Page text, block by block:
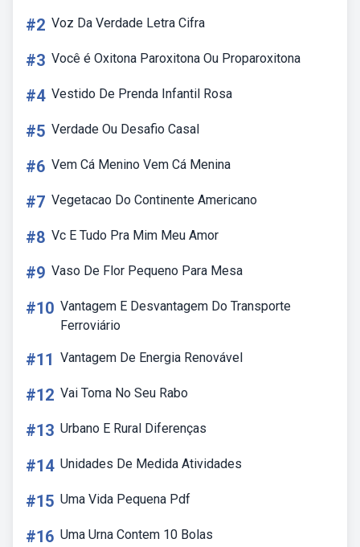
#2 Voz Da Verdade Letra Cifra
#3 Você é Oxitona Paroxitona Ou Proparoxitona
#4 Vestido De Prenda Infantil Rosa
#5 Verdade Ou Desafio Casal
#6 Vem Cá Menino Vem Cá Menina
#7 Vegetacao Do Continente Americano
#8 Vc E Tudo Pra Mim Meu Amor
#9 Vaso De Flor Pequeno Para Mesa
#10 Vantagem E Desvantagem Do Transporte
Ferroviário
#11 Vantagem De Energia Renovável
#12 Vai Toma No Seu Rabo
#13 Urbano E Rural Diferenças
#14 Unidades De Medida Atividades
#15 Uma Vida Pequena Pdf
#16 Uma Urna Contem 10 Bolas